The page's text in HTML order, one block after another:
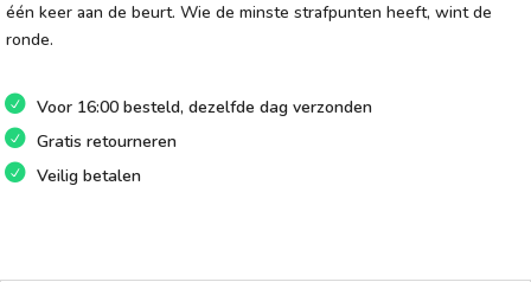
één keer aan de beurt. Wie de minste strafpunten heeft, wint de
ronde.
Voor 16:00 besteld, dezelfde dag verzonden
Gratis retourneren
Veilig betalen